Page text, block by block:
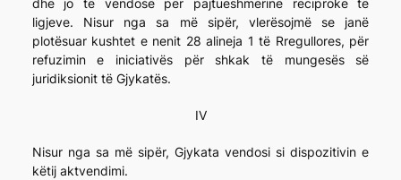
dhe jo të vendosë për pajtueshmërinë reciproke të
ligjeve. Nisur nga sa më sipër, vlerësojmë se janë
plotësuar kushtet e nenit 28 alineja 1 të Rregullores, për
refuzimin e iniciativës për shkak të mungesës së
juridiksionit të Gjykatës.
IV
Nisur nga sa më sipër, Gjykata vendosi si dispozitivin e
këtij aktvendimi.